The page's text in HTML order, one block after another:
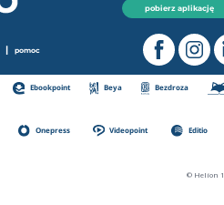
pobierz aplikację
| pomoc
Ebookpoint Beya Bezdroza
Onepress Videopoint Editio
© Helion